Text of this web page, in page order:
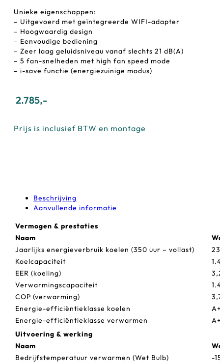
Unieke eigenschappen:
– Uitgevoerd met geïntegreerde WIFI-adapter
– Hoogwaardig design
– Eenvoudige bediening
– Zeer laag geluidsniveau vanaf slechts 21 dB(A)
– 5 fan-snelheden met high fan speed mode
– i-save functie (energiezuinige modus)
2.785,-
Prijs is inclusief BTW en montage
Beschrijving
Aanvullende informatie
Vermogen & prestaties
Naam
Jaarlijks energieverbruik koelen (350 uur – vollast)
Koelcapaciteit
EER (koeling)
Verwarmingscapaciteit
COP (verwarming)
Energie-efficiëntieklasse koelen
Energie-efficiëntieklasse verwarmen
Uitvoering & werking
Naam
Bedrijfstemperatuur verwarmen (Wet Bulb)
-